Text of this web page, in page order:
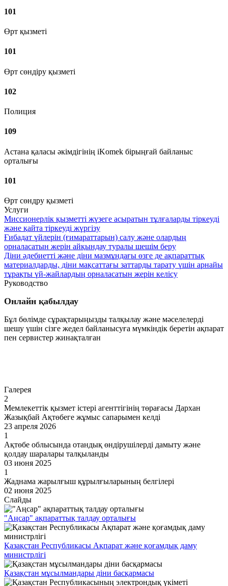
101
Өрт қызметі
101
Өрт сөндіру қызметі
102
Полиция
109
Астана қаласы әкімдігінің iKomek бірыңғай байланыс
орталығы
101
Өрт сөндру қызметі
Услуги
Миссионерлік қызметті жүзеге асыратын тұлғаларды тіркеуді
және қайта тіркеуді жүргізу
Ғибадат үйлерін (ғимараттарын) салу және олардың
орналасатын жерін айқындау туралы шешім беру
Діни әдебиетті және діни мазмұндағы өзге де ақпараттық
материалдарды, діни мақсаттағы заттарды тарату үшін арнайы
тұрақты үй-жайлардың орналасатын жерін келісу
Руководство
Онлайн қабылдау
Бұл бөлімде сұрақтарыңызды талқылау және мәселелерді
шешу үшін сізге жедел байланысуға мүмкіндік беретін ақпарат
пен сервистер жинақталған
Галерея
2
Мемлекеттік қызмет істері агенттігінің төрағасы Дархан
Жазықбай Ақтөбеге жұмыс сапарымен келді
23 апреля 2026
1
Ақтөбе облысында отандық өндірушілерді дамыту және
қолдау шаралары талқыланды
03 июня 2025
1
Жаднама жарылғыш құрылғыларының белгілері
02 июня 2025
Слайды
"Аңсар" ақпараттық талдау орталығы
Қазақстан Республикасы Ақпарат және қоғамдық даму
министрлігі
Қазақстан мұсылмандары діни басқармасы